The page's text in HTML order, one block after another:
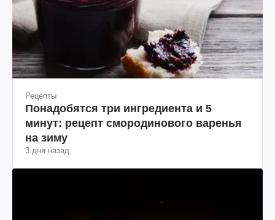
Рецепты
Понадобятся три ингредиента и 5
минут: рецепт смородинового варенья
на зиму
3 дня назад